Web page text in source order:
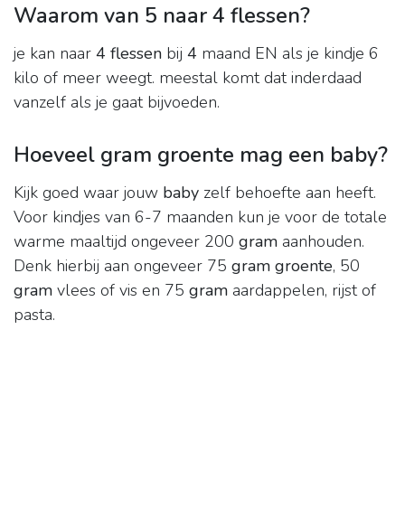
Waarom van 5 naar 4 flessen?
je kan naar 4 flessen bij 4 maand EN als je kindje 6
kilo of meer weegt. meestal komt dat inderdaad
vanzelf als je gaat bijvoeden.
Hoeveel gram groente mag een baby?
Kijk goed waar jouw baby zelf behoefte aan heeft.
Voor kindjes van 6-7 maanden kun je voor de totale
warme maaltijd ongeveer 200 gram aanhouden.
Denk hierbij aan ongeveer 75 gram groente, 50
gram vlees of vis en 75 gram aardappelen, rijst of
pasta.